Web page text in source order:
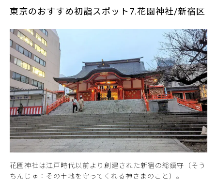
東京のおすすめ初詣スポット7.花園神社/新宿区
花園神社は江戸時代以前より創建された新宿の総鎮守（そう
ちんじゅ：その土地を守ってくれる神さまのこと）。